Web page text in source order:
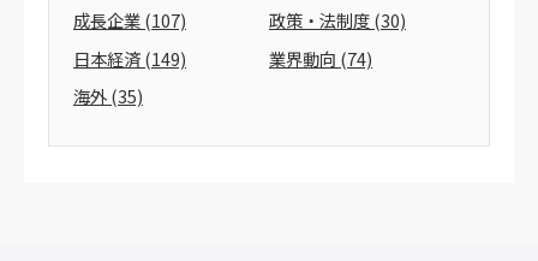
成長企業(107) 政策・法制度(30)
日本経済(149) 業界動向 (74)
海外(35)